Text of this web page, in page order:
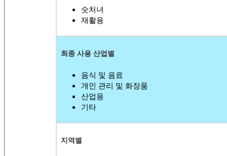
숫처녀
재활용
최종 사용 산업별
음식 및 음료
개인 관리 및 화장품
산업용
기타
지역별